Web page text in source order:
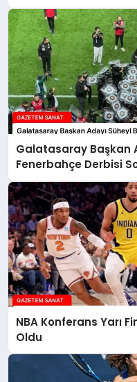
Galatasaray Başkan
Fenerbahçe Derbisi
NBA Konferans Yarı
Oldu